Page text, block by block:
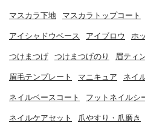
マスカラ下地 マスカラトップコート
アイシャドウベース アイブロウ ホ
つけまつげ つけまつげのり 眉ティ
眉毛テンプレート マニキュア ネイ
ネイルベースコート フットネイルシ
ネイルケアセット 爪やすり・爪磨き